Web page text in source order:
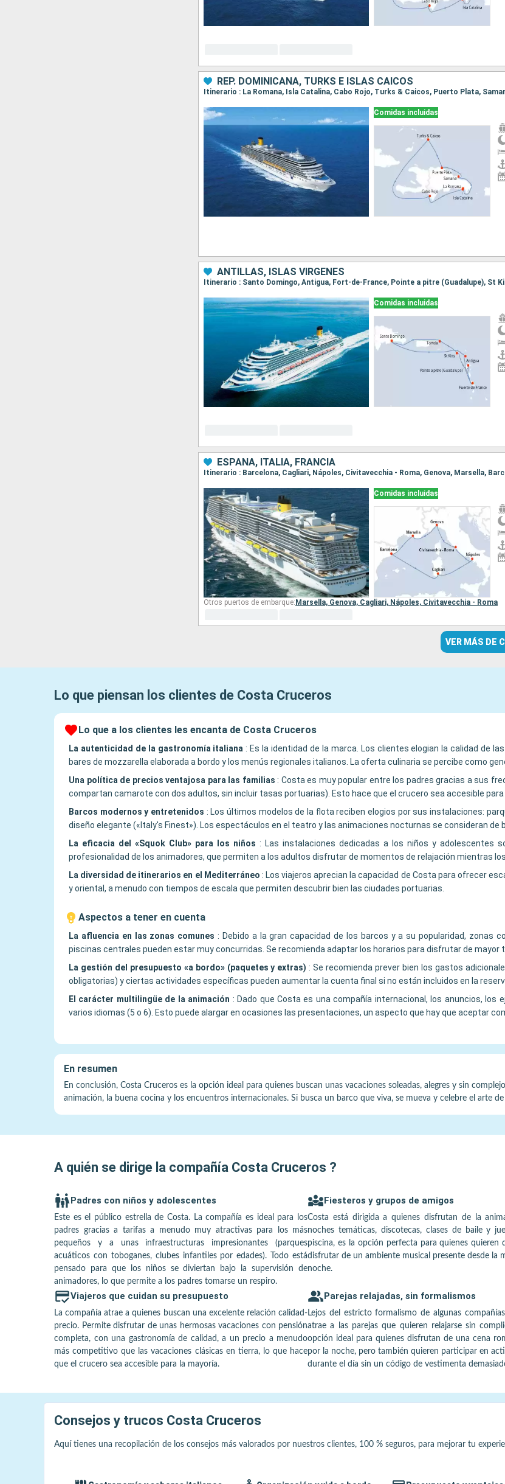
REP. DOMINICANA, TURKS E ISLAS CAICOS
Itinerario : La Romana, Isla Catalina, Cabo Rojo, Turks & Caicos, Puerto Plata,
Comidas incluidas
ANTILLAS, ISLAS VÍRGENES
Comidas incluidas
ESPAÑA, ITALIA, FRANCIA
Itinerario : Barcelona, Cagliari, Nápoles, Civitavecchia - Roma, Genova, Marsella,
Comidas incluidas
Otros puertos de embarque: Marsella, Genova, Cagliari, Nápoles, Civitavecchia - Roma
VER MÁS DE
Lo que piensan los clientes de Costa Cruceros
Lo que a los clientes les encanta de Costa Cruceros
La autenticidad de la gastronomía italiana : Es la identidad de la marca. Los clientes elogian la calidad de
bares de mozzarella elaborada a bordo y los menús regionales italianos. La oferta culinaria se percibe como
Una política de precios ventajosa para las familias : Costa es muy popular entre los padres gracias a sus
compartan camarote con dos adultos, sin incluir tasas portuarias). Esto hace que el crucero sea accesible
Barcos modernos y entretenidos : Los últimos modelos de la flota reciben elogios por sus instalaciones:
diseño elegante («Italy's Finest»). Los espectáculos en el teatro y las animaciones nocturnas se consideran de
La eficacia del «Squok Club» para los niños : Las instalaciones dedicadas a los niños y adolescentes
profesionalidad de los animadores, que permiten a los adultos disfrutar de momentos de relajación mientras
La diversidad de itinerarios en el Mediterráneo : Los viajeros aprecian la capacidad de Costa para ofrecer
y oriental, a menudo con tiempos de escala que permiten descubrir bien las ciudades portuarias.
Aspectos a tener en cuenta
La afluencia en las zonas comunes : Debido a la gran capacidad de los barcos y a su popularidad, zonas
piscinas centrales pueden estar muy concurridas. Se recomienda adaptar los horarios para disfrutar de mayor
La gestión del presupuesto «a bordo» (paquetes y extras) :Se recomienda prever bien los gastos
obligatorias) y ciertas actividades específicas pueden aumentar la cuenta final si no están incluidos en la
El carácter multilingüe de la animación : Dado que Costa es una compañía internacional, los anuncios,
varios idiomas (5 o 6). Esto puede alargar en ocasiones las presentaciones, un aspecto que hay que aceptar
En resumen
En conclusión, Costa Cruceros es la opción ideal para quienes buscan unas vacaciones soleadas, alegres y sin
animación, la buena cocina y los encuentros internacionales. Si busca un barco que viva, se mueva y celebre el arte
A quién se dirige la compañía Costa Cruceros ?
Padres con niños y adolescentes
Este es el público estrella de Costa. La compañía es ideal para los
padres gracias a tarifas a menudo muy atractivas para los más
pequeños y a unas infraestructuras impresionantes (parques
acuáticos con toboganes, clubes infantiles por edades). Todo está
pensado para que los niños se diviertan bajo la supervisión de
animadores, lo que permite a los padres tomarse un respiro.
Fiesteros y grupos de amigos
Costa está dirigida a quienes disfrutan de la
noches temáticas, discotecas, clases de baile y
piscina, es la opción perfecta para quienes quieren
disfrutar de un ambiente musical presente desde la
noche.
Viajeros que cuidan su presupuesto
La compañía atrae a quienes buscan una excelente relación calidad-
precio. Permite disfrutar de unas hermosas vacaciones con pensión
completa, con una gastronomía de calidad, a un precio a menudo
más competitivo que las vacaciones clásicas en tierra, lo que hace
que el crucero sea accesible para la mayoría.
Parejas relajadas, sin formalismos
Lejos del estricto formalismo de algunas
atrae a las parejas que quieren relajarse sin
opción ideal para quienes disfrutan de una cena
por la noche, pero también quieren participar en
durante el día sin un código de vestimenta
Consejos y trucos Costa Cruceros
Aquí tienes una recopilación de los consejos más valorados por nuestros clientes, 100 % seguros, para mejorar tu